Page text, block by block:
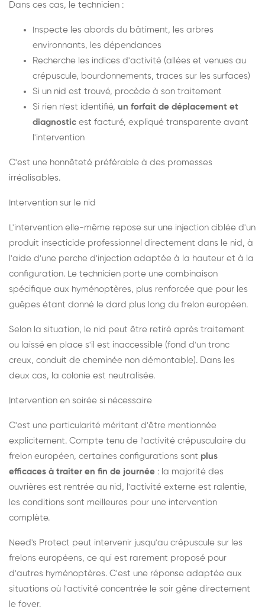
Dans ces cas, le technicien :
Inspecte les abords du bâtiment, les arbres
environnants, les dépendances
Recherche les indices d'activité (allées et venues au
crépuscule, bourdonnements, traces sur les surfaces)
Si un nid est trouvé, procède à son traitement
Si rien n'est identifié, un forfait de déplacement et
diagnostic est facturé, expliqué transparente avant
l'intervention
C'est une honnêteté préférable à des promesses
irréalisables.
Intervention sur le nid
L'intervention elle-même repose sur une injection ciblée d'un
produit insecticide professionnel directement dans le nid, à
l'aide d'une perche d'injection adaptée à la hauteur et à la
configuration. Le technicien porte une combinaison
spécifique aux hyménoptères, plus renforcée que pour les
guêpes étant donné le dard plus long du frelon européen.
Selon la situation, le nid peut être retiré après traitement
ou laissé en place s'il est inaccessible (fond d'un tronc
creux, conduit de cheminée non démontable). Dans les
deux cas, la colonie est neutralisée.
Intervention en soirée si nécessaire
C'est une particularité méritant d'être mentionnée
explicitement. Compte tenu de l'activité crépusculaire du
frelon européen, certaines configurations sont plus
efficaces à traiter en fin de journée : la majorité des
ouvrières est rentrée au nid, l'activité externe est ralentie,
les conditions sont meilleures pour une intervention
complète.
Need's Protect peut intervenir jusqu'au crépuscule sur les
frelons européens, ce qui est rarement proposé pour
d'autres hyménoptères. C'est une réponse adaptée aux
situations où l'activité concentrée le soir gêne directement
le foyer.